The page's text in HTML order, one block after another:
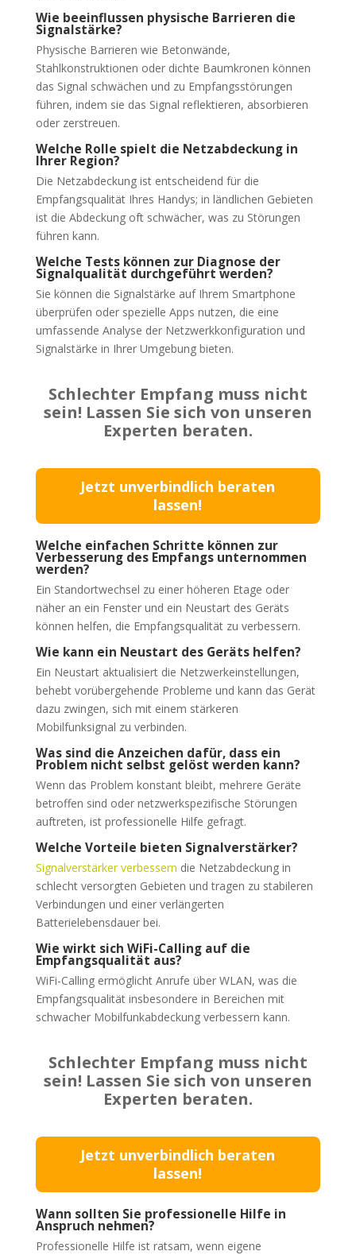
Wie beeinflussen physische Barrieren die
Signalstärke?
Physische Barrieren wie Betonwände,
Stahlkonstruktionen oder dichte Baumkronen können
das Signal schwächen und zu Empfangsstörungen
führen, indem sie das Signal reflektieren, absorbieren
oder zerstreuen.
Welche Rolle spielt die Netzabdeckung in
Ihrer Region?
Die Netzabdeckung ist entscheidend für die
Empfangsqualität Ihres Handys; in ländlichen Gebieten
ist die Abdeckung oft schwächer, was zu Störungen
führen kann.
Welche Tests können zur Diagnose der
Signalqualität durchgeführt werden?
Sie können die Signalstärke auf Ihrem Smartphone
überprüfen oder spezielle Apps nutzen, die eine
umfassende Analyse der Netzwerkkonfiguration und
Signalstärke in Ihrer Umgebung bieten.
Schlechter Empfang muss nicht
sein! Lassen Sie sich von unseren
Experten beraten.
Jetzt unverbindlich beraten
lassen!
Welche einfachen Schritte können zur
Verbesserung des Empfangs unternommen
werden?
Ein Standortwechsel zu einer höheren Etage oder
näher an ein Fenster und ein Neustart des Geräts
können helfen, die Empfangsqualität zu verbessern.
Wie kann ein Neustart des Geräts helfen?
Ein Neustart aktualisiert die Netzwerkeinstellungen,
behebt vorübergehende Probleme und kann das Gerät
dazu zwingen, sich mit einem stärkeren
Mobilfunksignal zu verbinden.
Was sind die Anzeichen dafür, dass ein
Problem nicht selbst gelöst werden kann?
Wenn das Problem konstant bleibt, mehrere Geräte
betroffen sind oder netzwerkspezifische Störungen
auftreten, ist professionelle Hilfe gefragt.
Welche Vorteile bieten Signalverstärker?
Signalverstärker verbessern die Netzabdeckung in
schlecht versorgten Gebieten und tragen zu stabileren
Verbindungen und einer verlängerten
Batterielebensdauer bei.
Wie wirkt sich WiFi-Calling auf die
Empfangsqualität aus?
WiFi-Calling ermöglicht Anrufe über WLAN, was die
Empfangsqualität insbesondere in Bereichen mit
schwacher Mobilfunkabdeckung verbessern kann.
Schlechter Empfang muss nicht
sein! Lassen Sie sich von unseren
Experten beraten.
Jetzt unverbindlich beraten
lassen!
Wann sollten Sie professionelle Hilfe in
Anspruch nehmen?
Professionelle Hilfe ist ratsam, wenn eigene